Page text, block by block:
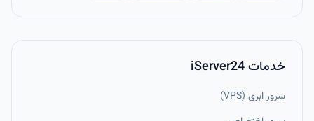
خدمات iServer24
سرور ابری (VPS)